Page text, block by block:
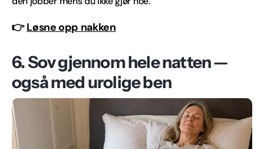
👉Løsne opp nakken
6. Sov gjennom hele natten —
også med urolige ben